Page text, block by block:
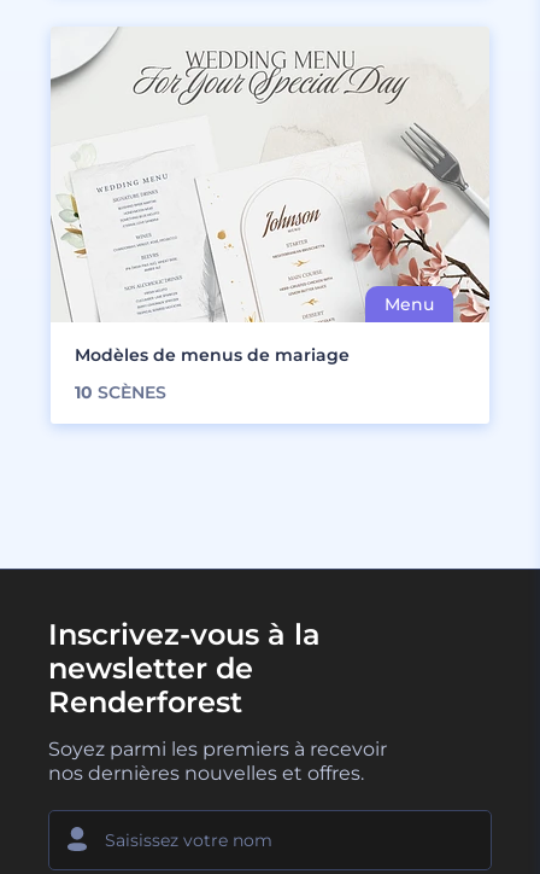
Modèles de menus de mariage
10 SCÈNES
Inscrivez-vous à la
newsletter de
Renderforest
Soyez parmi les premiers à recevoir
nos dernières nouvelles et offres.